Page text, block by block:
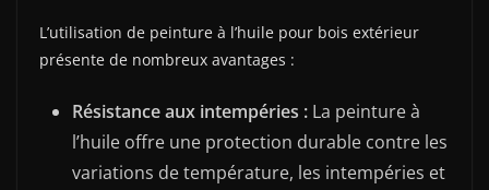
L’utilisation de peinture à l’huile pour bois extérieur
présente de nombreux avantages :
Résistance aux intempéries : La peinture à
l’huile offre une protection durable contre les
variations de température, les intempéries et